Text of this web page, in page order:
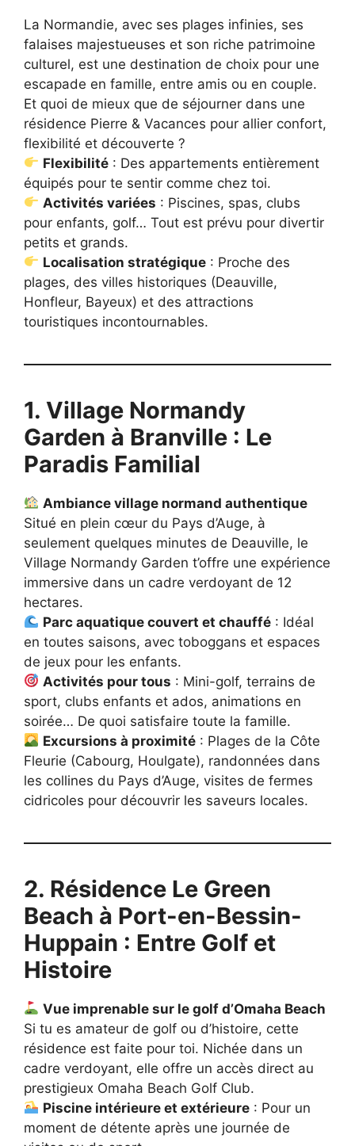
La Normandie, avec ses plages infinies, ses
falaises majestueuses et son riche patrimoine
culturel, est une destination de choix pour une
escapade en famille, entre amis ou en couple.
Et quoi de mieux que de séjourner dans une
résidence Pierre & Vacances pour allier confort,
flexibilité et découverte ?
Flexibilité : Des appartements entièrement
équipés pour te sentir comme chez toi.
Activités variées : Piscines, spas, clubs
pour enfants, golf… Tout est prévu pour divertir
petits et grands.
Localisation stratégique : Proche des
plages, des villes historiques (Deauville,
Honfleur, Bayeux) et des attractions
touristiques incontournables.
1. Village Normandy
Garden à Branville : Le
Paradis Familial
Ambiance village normand authentique
Situé en plein cœur du Pays d’Auge, à
seulement quelques minutes de Deauville, le
Village Normandy Garden t’offre une expérience
immersive dans un cadre verdoyant de 12
hectares.
Parc aquatique couvert et chauffé : Idéal
en toutes saisons, avec toboggans et espaces
de jeux pour les enfants.
Activités pour tous : Mini-golf, terrains de
sport, clubs enfants et ados, animations en
soirée… De quoi satisfaire toute la famille.
Excursions à proximité : Plages de la Côte
Fleurie (Cabourg, Houlgate), randonnées dans
les collines du Pays d’Auge, visites de fermes
cidricoles pour découvrir les saveurs locales.
2. Résidence Le Green
Beach à Port-en-Bessin-
Huppain : Entre Golf et
Histoire
Vue imprenable sur le golf d’Omaha Beach
Si tu es amateur de golf ou d’histoire, cette
résidence est faite pour toi. Nichée dans un
cadre verdoyant, elle offre un accès direct au
prestigieux Omaha Beach Golf Club.
Piscine intérieure et extérieure : Pour un
moment de détente après une journée de